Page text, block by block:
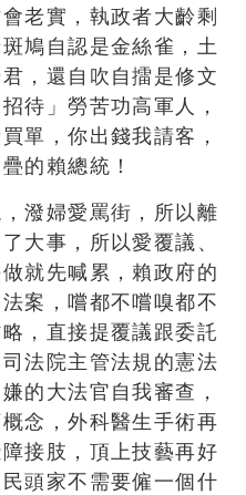
老實，執政者大齡剩
鳩自認是金絲雀，土
，還自吹自擂是修文
待」勞苦功高軍人，
單，你出錢我請客，
的賴總統！
潑婦愛罵街，所以離
大事，所以愛覆議、
就先喊累，賴政府的
案，嚐都不嚐嗅都不
，直接提覆議跟委託
法院主管法規的憲法
的大法官自我審查，
念，外科醫生手術再
接肢，頂上技藝再好
頭家不需要僱一個什